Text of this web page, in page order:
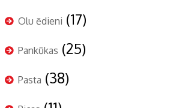
Olu ēdieni (17)
Pankūkas (25)
Pasta (38)